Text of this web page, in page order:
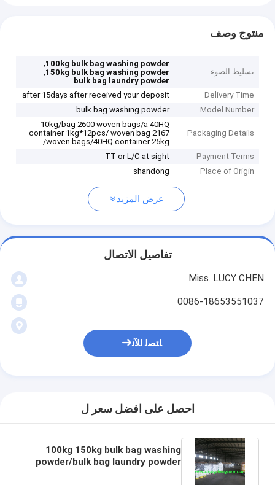
منتوج وصف
تسليط الضوء
100kg bulk bag washing powder
,
150kg bulk bag washing powder
,
bulk bag laundry powder
Delivery Time
after 15days after received your deposit
Model Number
bulk bag washing powder
Packaging Details
10kg/bag 2600 woven bags/a 40HQ
container 1kg*12pcs/ woven bag 2167
woven bags/40HQ container 25kg/
Payment Terms
TT or L/C at sight
Place of Origin
shandong
عرض المزيد
تفاصيل الاتصال
Miss. LUCY CHEN
0086-18653551037
ﺎﺘﺼﻟ ﺍﻶﻧ
احصل على افضل سعر ل
100kg 150kg bulk bag washing
powder/bulk bag laundry powder